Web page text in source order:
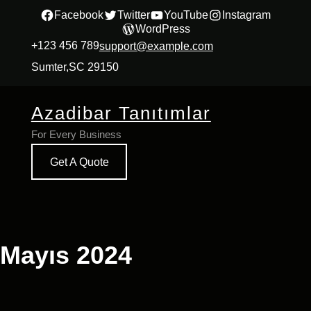
Facebook Twitter YouTube
Instagram
WordPress
+123 456 789support@example.com
Sumter,SC 29150
Azadibar Tanıtımlar
For Every Business
Get A Quote
Mayıs 2024